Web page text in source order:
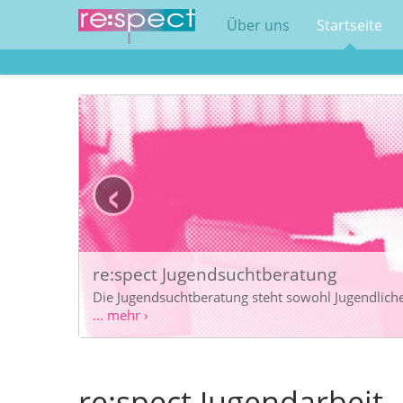
Über uns Startseite
sowohl Jugendlichen, sowie deren Angehörigen zur Verfügung.
‹